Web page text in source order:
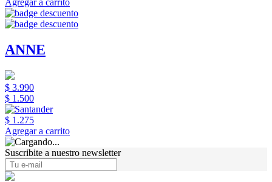
ANNE
$ 3.990
$ 1.500
$ 1.275
Agregar a carrito
Suscribite a nuestro newsletter